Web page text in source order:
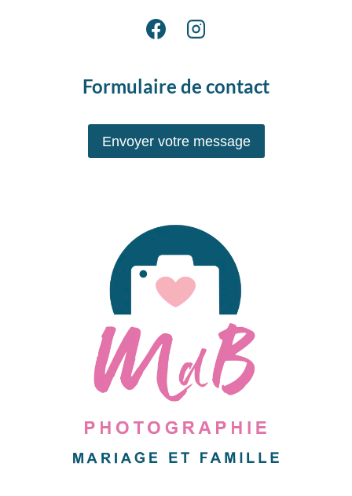
Formulaire de contact
Envoyer votre message